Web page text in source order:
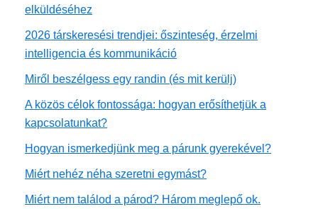
elküldéséhez
2026 társkeresési trendjei: őszinteség, érzelmi
intelligencia és kommunikáció
Miről beszélgess egy randin (és mit kerülj)
A közös célok fontossága: hogyan erősíthetjük a
kapcsolatunkat?
Hogyan ismerkedjünk meg a párunk gyerekével?
Miért nehéz néha szeretni egymást?
Miért nem találod a párod? Három meglepő ok.